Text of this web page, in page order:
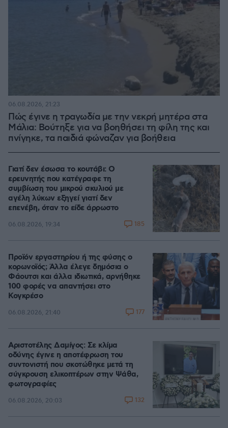
Πώς έγινε η τραγωδία με την νεκρή μητέρα στα
Μάλια: Βούτηξε για να βοηθήσει τη φίλη της και
πνίγηκε, τα παιδιά φώναζαν για βοήθεια
06.08.2026, 21:23
Γιατί δεν έσωσα το κουτάβι: Ο
ερευνητής που κατέγραφε τη
συμβίωση του μικρού σκυλιού με
αγέλη λύκων εξηγεί γιατί δεν
επενέβη, όταν το είδε άρρωστο
06.08.2026, 19:34 185
Προϊόν εργαστηρίου ή της φύσης ο
κορωνοϊός; Άλλα έλεγε δημόσια ο
Φάουτσι και άλλα ιδιωτικά, αρνήθηκε
100 φορές να απαντήσει στο
Κογκρέσο
06.08.2026, 21:40 177
Αριστοτέλης Δαμίγος: Σε κλίμα
οδύνης έγινε η αποτέφρωση του
συντονιστή που σκοτώθηκε μετά τη
σύγκρουση ελικοπτέρων στην Ψάθα,
φωτογραφίες
06.08.2026, 20:03 132